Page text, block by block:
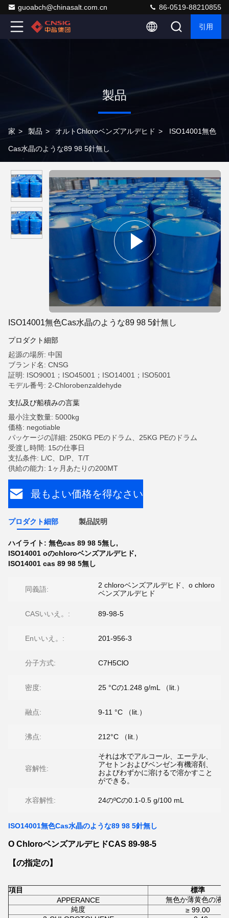
guoabch@chinasalt.com.cn 86-0519-88210855
引用
製品
家 > 製品 > オルトChloroベンズアルデヒド > ISO14001無色
Cas水晶のような89 98 5針無し
ISO14001無色Cas水晶のような89 98 5針無し
プロダクト細部
起源の場所: 中国
ブランド名: CNSG
証明: ISO9001；ISO45001；ISO14001；ISO5001
モデル番号: 2-Chlorobenzaldehyde
支払及び船積みの言葉
最小注文数量: 5000kg
価格: negotiable
パッケージの詳細: 250KG PEのドラム、25KG PEのドラム
受渡し時間: 15の仕事日
支払条件: L/C、D/P、T/T
供給の能力: 1ヶ月あたりの200MT
最もよい価格を得なさい
プロダクト細部 製品説明
ハイライト: 無色cas 89 98 5無し,
ISO14001 oのchloroベンズアルデヒド,
ISO14001 cas 89 98 5無し
同義語:
2 chloroベンズアルデヒド、o chloro
ベンズアルデヒド
CASいいえ。: 89-98-5
Enいいえ。: 201-956-3
分子方式: C7H5ClO
密度: 25 °Cの1.248 g/mL （lit.）
融点: 9-11 °C （lit.）
沸点: 212°C （lit.）
容解性:
それは水でアルコール、エーテル、
アセトンおよびベンゼン有機溶剤、
およびわずかに溶けるで溶かすこと
ができる。
水容解性: 24のºCの0.1-0.5 g/100 mL
ISO14001無色Cas水晶のような89 98 5針無し
O ChloroベンズアルデヒドCAS 89-98-5
【の指定の】
項目
標準
APPERANCE
無色か薄黄色の液
純度
≥ 99.00